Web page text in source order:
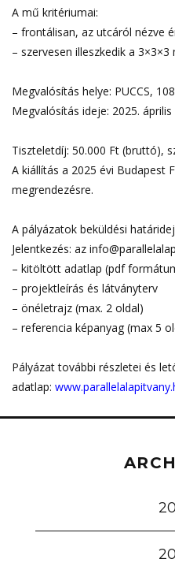
A mű kritériumai:
– frontálisan, az utcáról nézve
– szervesen illeszkedik a
Megvalósítás helye: PUCCS,
Megvalósítás ideje: 2025. április
Tiszteletdíj: 50.000 Ft (bruttó),
A kiállítás a 2025 évi Budapest
megrendezésre.
A pályázatok beküldési
Jelentkezés: az
– kitöltött adatlap (pdf
– projektleírás és látványterv
– önéletrajz (max. 2 oldal)
– referencia képanyag (max 5
Pályázat további részletei és
adatlap: